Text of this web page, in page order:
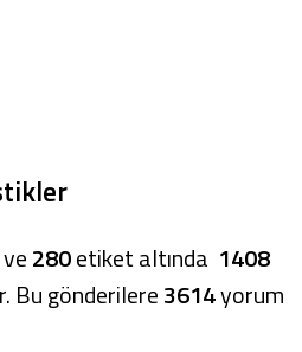
280etiket altında 1408
Bu gönderilere3614yorum